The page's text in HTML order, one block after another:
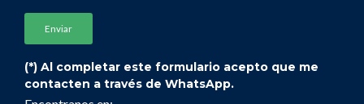
(*) Al completar este formulario acepto que me
contacten a través de WhatsApp.